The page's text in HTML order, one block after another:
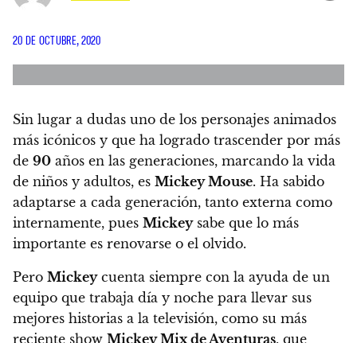
20 DE OCTUBRE, 2020
Sin lugar a dudas uno de los personajes animados
más icónicos y que ha logrado trascender por más
de 90 años en las generaciones, marcando la vida
de niños y adultos, es Mickey Mouse. Ha sabido
adaptarse a cada generación, tanto externa como
internamente, pues Mickeysabe que lo más
importante es renovarse o el olvido.
Pero Mickeycuenta siempre con la ayuda de un
equipo que trabaja día y noche para llevar sus
mejores historias a la televisión, como su más
reciente show Mickey Mix de Aventuras, que